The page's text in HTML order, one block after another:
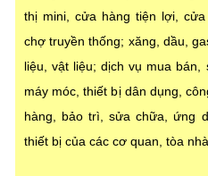
thị mini, cửa hàng tiện lợi,
chợ truyền thống; xăng, dầu,
liệu, vật liệu; dịch vụ mua
máy móc, thiết bị dân dụng,
hàng, bảo trì, sửa chữa, ứng
thiết bị của các cơ quan, tòa